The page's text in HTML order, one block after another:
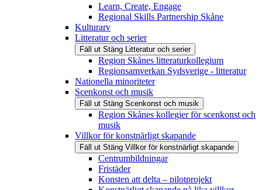
Learn, Create, Engage
Regional Skills Partnership Skåne
Kulturarv
Litteratur och serier
Fäll ut Stäng Litteratur och serier
Region Skånes litteraturkollegium
Regionsamverkan Sydsverige - litteratur
Nationella minoriteter
Scenkonst och musik
Fäll ut Stäng Scenkonst och musik
Region Skånes kollegier för scenkonst och
musik
Villkor för konstnärligt skapande
Fäll ut Stäng Villkor för konstnärligt skapande
Centrumbildningar
Fristäder
Konsten att delta – pilotprojekt